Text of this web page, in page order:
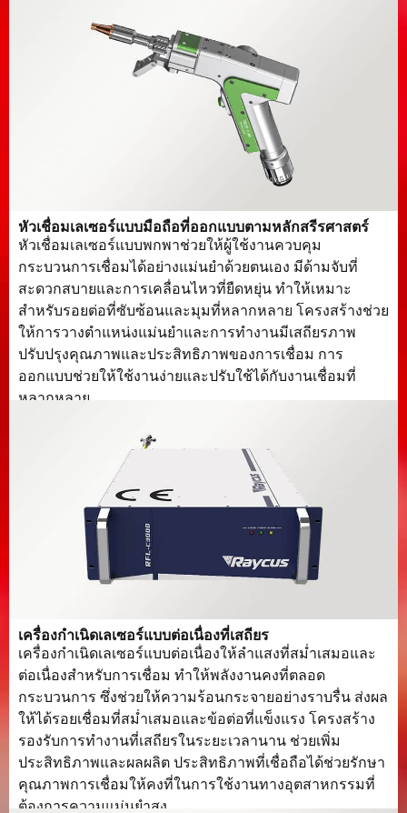
หัวเชื่อมเลเซอร์แบบมือถือที่ออกแบบตามหลักสรีรศาสตร์
หัวเชื่อมเลเซอร์แบบพกพาช่วยให้ผู้ใช้งานควบคุม
กระบวนการเชื่อมได้อย่างแม่นยำด้วยตนเอง มีด้ามจับที่
สะดวกสบายและการเคลื่อนไหวที่ยืดหยุ่น ทำให้เหมาะ
สำหรับรอยต่อที่ซับซ้อนและมุมที่หลากหลาย โครงสร้างช่วย
ให้การวางตำแหน่งแม่นยำและการทำงานมีเสถียรภาพ
ปรับปรุงคุณภาพและประสิทธิภาพของการเชื่อม การ
ออกแบบช่วยให้ใช้งานง่ายและปรับใช้ได้กับงานเชื่อมที่
หลากหลาย.
เครื่องกำเนิดเลเซอร์แบบต่อเนื่องที่เสถียร
เครื่องกำเนิดเลเซอร์แบบต่อเนื่องให้ลำแสงที่สม่ำเสมอและ
ต่อเนื่องสำหรับการเชื่อม ทำให้พลังงานคงที่ตลอด
กระบวนการ ซึ่งช่วยให้ความร้อนกระจายอย่างราบรื่น ส่งผล
ให้ได้รอยเชื่อมที่สม่ำเสมอและข้อต่อที่แข็งแรง โครงสร้าง
รองรับการทำงานที่เสถียรในระยะเวลานาน ช่วยเพิ่ม
ประสิทธิภาพและผลผลิต ประสิทธิภาพที่เชื่อถือได้ช่วยรักษา
คุณภาพการเชื่อมให้คงที่ในการใช้งานทางอุตสาหกรรมที่
ต้องการความแม่นยำสูง.